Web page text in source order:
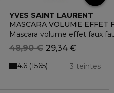
YVES SAINT LAURENT
MASCARA VOLUME EFFET
Mascara volume effet faux
29,34 €
48,90 €
3 teintes
4.6 1565